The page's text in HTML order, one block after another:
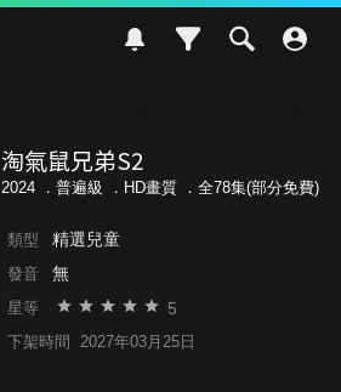
淘氣鼠兄弟S2
2024 ． 普遍級 ．HD畫質 ．全78集(部分免費)
類型 精選兒童
發音 無
星等 5
下架時間 2027年03月25日